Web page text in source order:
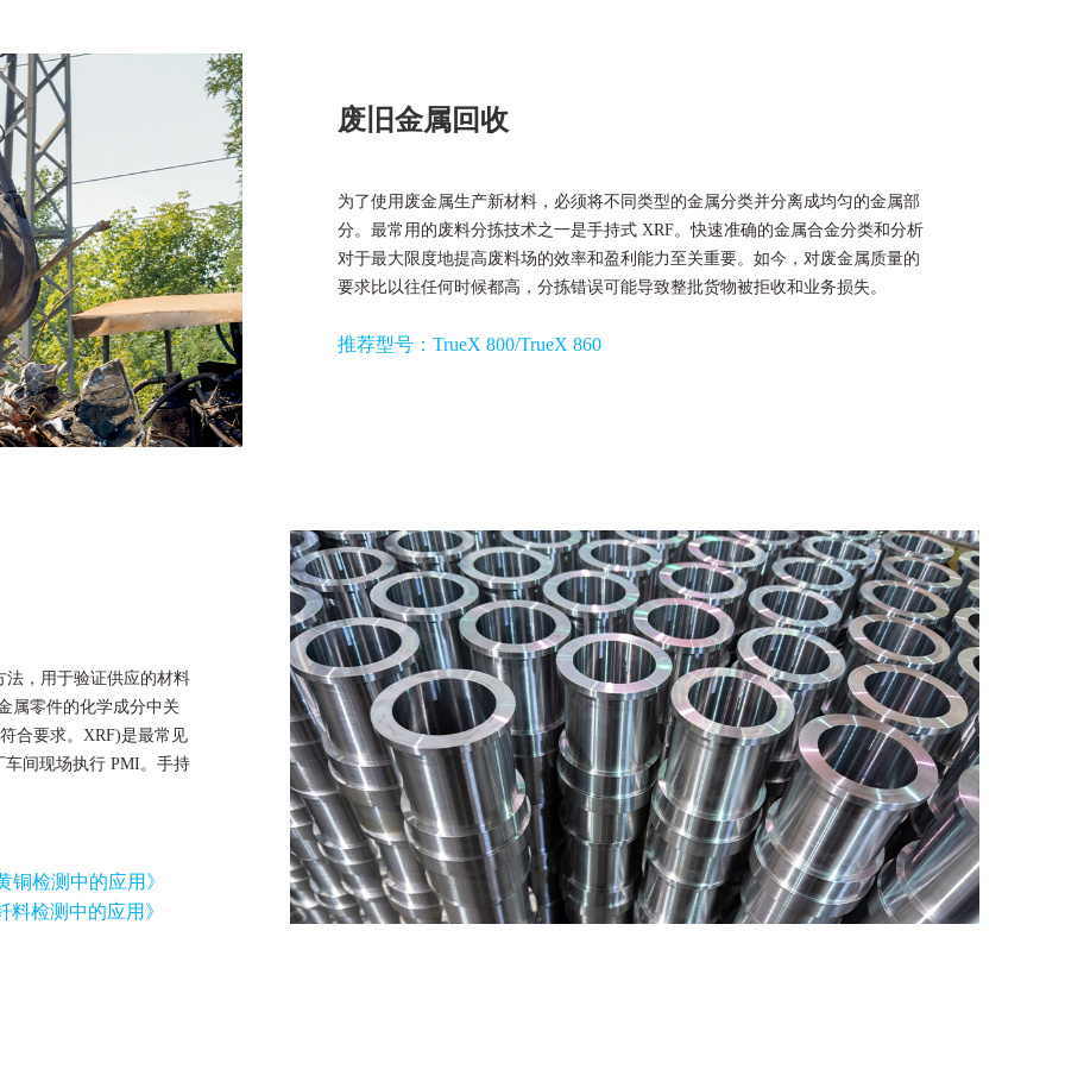
废旧金属回收
为了使用废金属生产新材料，必须将不同类型的金属分类并分离成均匀的金属部
分。最常用的废料分拣技术之一是手持式 XRF。快速准确的金属合金分类和分析
对于最大限度地提高废料场的效率和盈利能力至关重要。如今，对废金属质量的
要求比以往任何时候都高，分拣错误可能导致整批货物被拒收和业务损失。
推荐型号： TrueX 800/TrueX 860
，用于验证供应的材料
属零件的化学成分中关
合要求。XRF)是最常见
间现场执行 PMI。手持
铜检测中的应用》
检测中的应用》